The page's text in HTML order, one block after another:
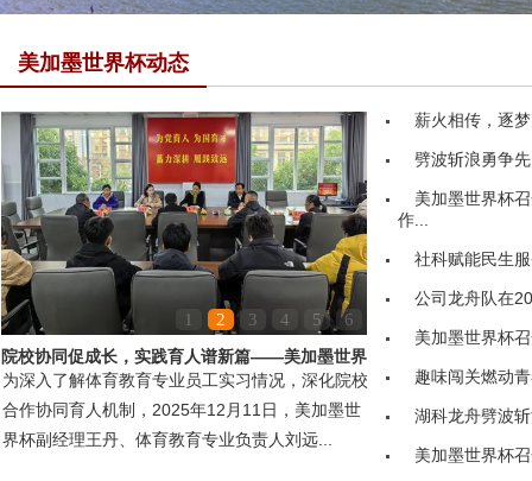
美加墨世界杯动态
1 2 3 4 5
6
院校协同促成长，实践育人谱新篇——美加墨世界
杯领导赴嘉鱼县第...
为深入了解体育教育专业员工实习情况，深化院校
合作协同育人机制，2025年12月11日，美加墨世
界杯副经理王丹、体育教育专业负责人刘远...
薪火相传，逐
劈波斩浪勇争
美加墨世界杯
作...
社科赋能民生
公司龙舟队在
美加墨世界杯
趣味闯关燃动
湖科龙舟劈波
美加墨世界杯